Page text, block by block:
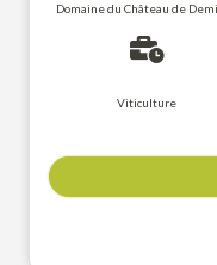
Domaine du Château de
Viticulture